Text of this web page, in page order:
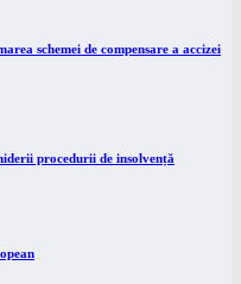
schemei de compensare a accizei
procedurii de insolvență